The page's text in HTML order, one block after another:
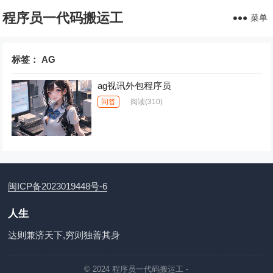
程序员一代码搬运工 菜单
标签：AG
ag视讯外包程序员
问答 阅读(310)
闽ICP备2023019448号-6
人生
达则兼济天下,穷则独善其身
© 2024程序员一代码搬运工 -